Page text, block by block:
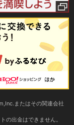
またはその関連会社
の出金はできません。